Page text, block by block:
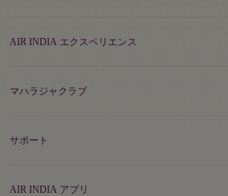
AIR INDIA エクスペリエンス
マハラジャクラブ
サポート
AIR INDIA アプリ